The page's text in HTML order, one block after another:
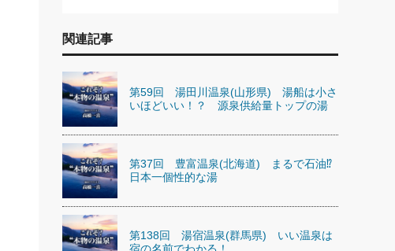
関連記事
第59回 湯田川温泉(山形県) 湯船は小さ
いほどいい！？ 源泉供給量トップの湯
第37回 豊富温泉(北海道) まるで石油⁉
日本一個性的な湯
第138回 湯宿温泉(群馬県) いい温泉は